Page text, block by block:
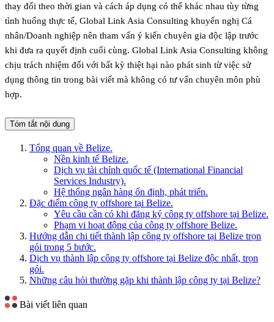
thay đổi theo thời gian và cách áp dụng có thể khác nhau tùy từng
tình huống thực tế, Global Link Asia Consulting khuyến nghị Cá
nhân/Doanh nghiệp nên tham vấn ý kiến chuyên gia độc lập trước
khi đưa ra quyết định cuối cùng. Global Link Asia Consulting không
chịu trách nhiệm đối với bất kỳ thiệt hại nào phát sinh từ việc sử
dụng thông tin trong bài viết mà không có tư vấn chuyên môn phù
hợp.
Tóm tắt nội dung
Tổng quan về Belize.
Nền kinh tế Belize.
Dịch vụ tài chính quốc tế (International Financial
Services Industry).
Hệ thống ngân hàng ổn định, phát triển.
Đặc điểm công ty offshore tại Belize.
Yêu cầu cần có khi đăng ký công ty offshore tại Belize.
Phạm vi hoạt động của công ty offshore Belize.
Hướng dẫn chi tiết thành lập công ty offshore tại Belize trọn
gói trong 5 bước.
Dịch vụ thành lập công ty offshore tại Belize độc nhất, trọn
gói.
Những câu hỏi thường gặp khi thành lập công ty tại Belize?
Bài viết liên quan